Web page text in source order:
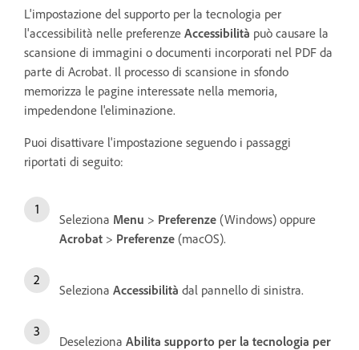
L'impostazione del supporto per la tecnologia per
l'accessibilità nelle preferenze Accessibilità può causare la
scansione di immagini o documenti incorporati nel PDF da
parte di Acrobat. Il processo di scansione in sfondo
memorizza le pagine interessate nella memoria,
impedendone l'eliminazione.
Puoi disattivare l'impostazione seguendo i passaggi
riportati di seguito:
Seleziona Menu > Preferenze (Windows) oppure
Acrobat > Preferenze (macOS).
Seleziona Accessibilità dal pannello di sinistra.
Deseleziona Abilita supporto per la tecnologia per